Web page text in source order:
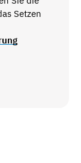
Setzen